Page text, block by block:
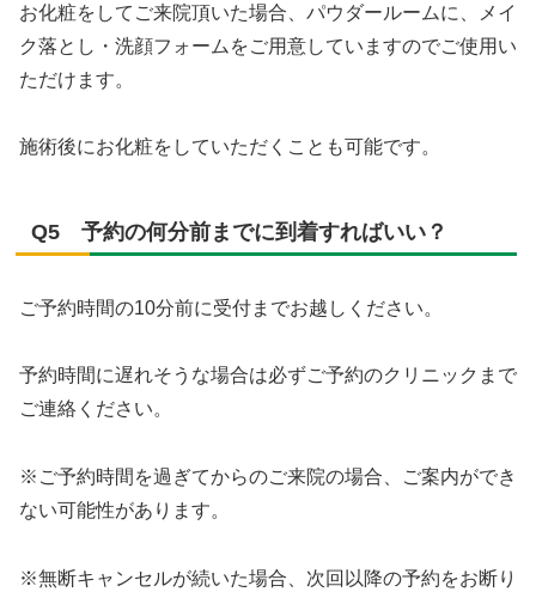
お化粧をしてご来院頂いた場合、パウダールームに、メイ
ク落とし・洗顔フォームをご用意していますのでご使用い
ただけます。
施術後にお化粧をしていただくことも可能です。
Q5 予約の何分前までに到着すればいい？
ご予約時間の10分前に受付までお越しください。
予約時間に遅れそうな場合は必ずご予約のクリニックまで
ご連絡ください。
※ご予約時間を過ぎてからのご来院の場合、ご案内ができ
ない可能性があります。
※無断キャンセルが続いた場合、次回以降の予約をお断り